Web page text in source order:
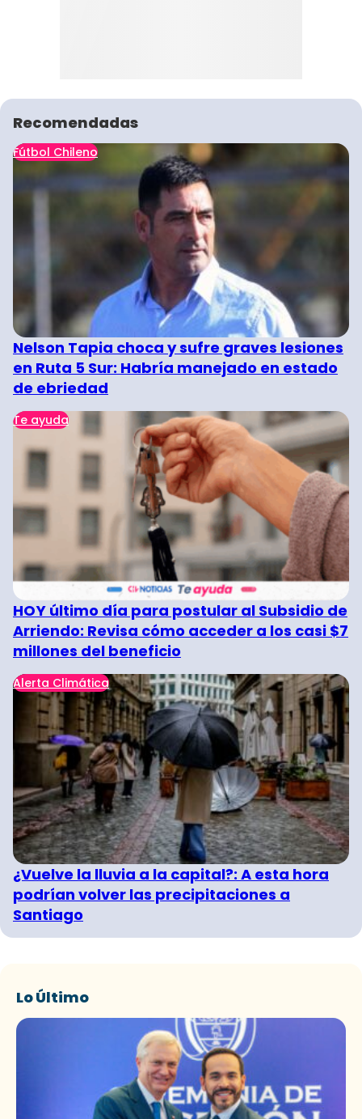
Recomendadas
Fútbol Chileno
Nelson Tapia choca y sufre graves lesiones
en Ruta 5 Sur: Habría manejado en estado
de ebriedad
Te ayuda
HOY último día para postular al Subsidio de
Arriendo: Revisa cómo acceder a los casi $7
millones del beneficio
Alerta Climática
¿Vuelve la lluvia a la capital?: A esta hora
podrían volver las precipitaciones a
Santiago
Lo Último